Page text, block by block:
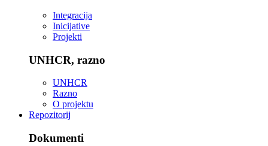
Integracija
Inicijative
Projekti
UNHCR, razno
UNHCR
Razno
O projektu
Repozitorij
Dokumenti